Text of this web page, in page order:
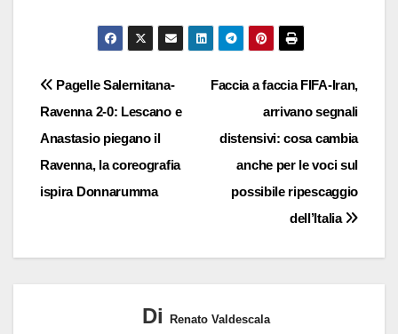
Navigazione
articoli
Faccia a faccia FIFA-Iran,
arrivano segnali
distensivi: cosa cambia
anche per le voci sul
possibile ripescaggio
dell’Italia
Pagelle Salernitana-
Ravenna 2-0: Lescano e
Anastasio piegano il
Ravenna, la coreografia
ispira Donnarumma
Di Renato Valdescala